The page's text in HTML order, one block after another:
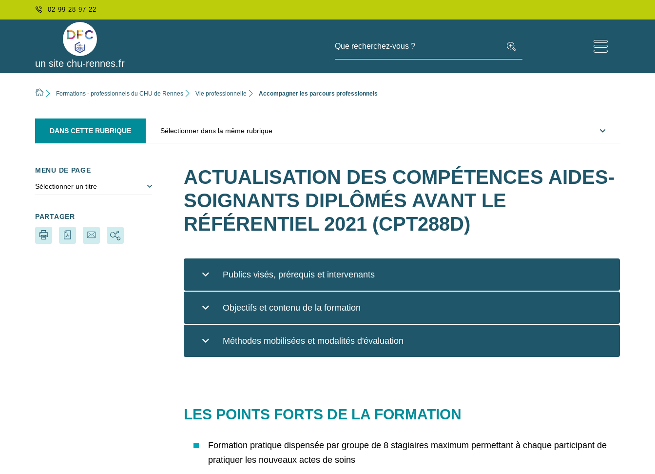
02 99 28 97 22
un site chu-rennes.fr
Que recherchez-vous ?
Formations - professionnels du CHU de Rennes Vie professionnelle Accompagner les parcours professionnels
DANS CETTE RUBRIQUE Sélectionner dans la même rubrique
MENU DE PAGE
Sélectionner un titre
PARTAGER
ACTUALISATION DES COMPÉTENCES AIDES-
SOIGNANTS DIPLÔMÉS AVANT LE
RÉFÉRENTIEL 2021 (CPT288D)
Publics visés, prérequis et intervenants
Objectifs et contenu de la formation
Méthodes mobilisées et modalités d'évaluation
LES POINTS FORTS DE LA FORMATION
Formation pratique dispensée par groupe de 8 stagiaires maximum permettant à chaque participant de
pratiquer les nouveaux actes de soins